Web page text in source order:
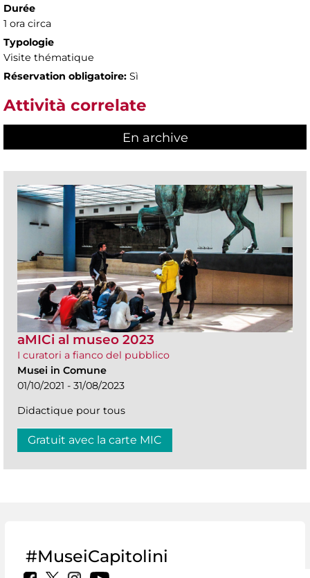
Durée
1 ora circa
Typologie
Visite thématique
Réservation obligatoire: Sì
Attività correlate
En archive
aMICi al museo 2023
I curatori a fianco del pubblico
Musei in Comune
01/10/2021 - 31/08/2023
Didactique pour tous
Gratuit avec la carte MIC
#MuseiCapitolini